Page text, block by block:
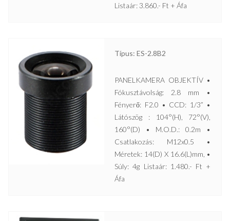
Listaár: 3.860.- Ft + Áfa
Típus: ES-2.8B2
PANELKAMERA OBJEKTÍV •
Fókusztávolság: 2.8 mm •
Fényerő: F2.0 • CCD: 1/3” •
Látószög : 104°(H), 72°(V),
160°(D) • M.O.D.: 0.2m •
Csatlakozás: M12x0.5 •
Méretek: 14(D) X 16.6(L)mm, •
Súly: 4g Listaár: 1.480.- Ft +
Áfa